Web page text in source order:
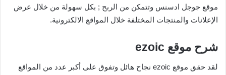
موقع جوجل ادسنس وتتمكن من الربح ; بكل سهولة من خلال عرض
الإعلانات والمنتجات المختلفة خلال المواقع الالكترونية.
شرح موقع ezoic
لقد حقق موقع ezoic نجاح هائل وتفوق على أكبر عدد من المواقع